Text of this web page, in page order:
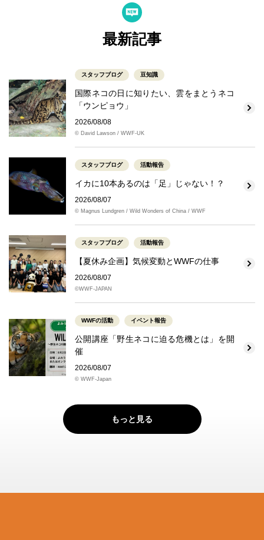
最新記事
スタッフブログ 豆知識
国際ネコの日に知りたい、雲をまとうネコ
「ウンピョウ」
2026/08/08
© David Lawson / WWF-UK
スタッフブログ 活動報告
イカに10本あるのは「足」じゃない！？
2026/08/07
© Magnus Lundgren / Wild Wonders of China / WWF
スタッフブログ 活動報告
【夏休み企画】気候変動とWWFの仕事
2026/08/07
©WWF-JAPAN
WWFの活動 イベント報告
公開講座「野生ネコに迫る危機とは」を開
催
2026/08/07
© WWF-Japan
もっと見る